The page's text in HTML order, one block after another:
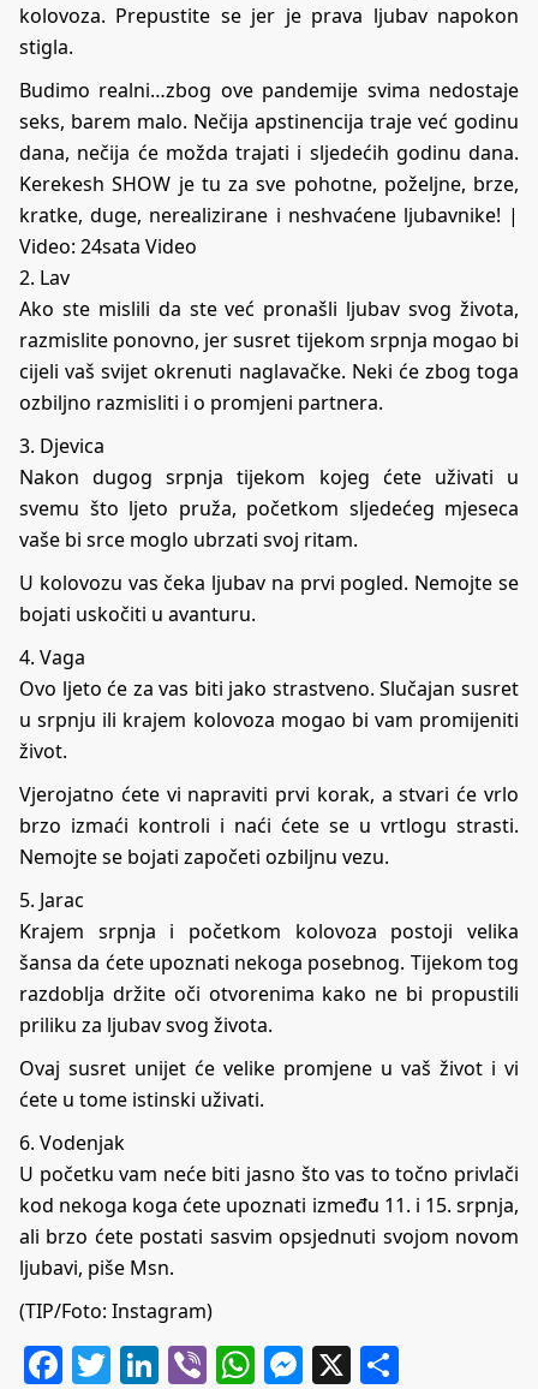
kolovoza. Prepustite se jer je prava ljubav napokon
stigla.
Budimo realni…zbog ove pandemije svima nedostaje
seks, barem malo. Nečija apstinencija traje već godinu
dana, nečija će možda trajati i sljedećih godinu dana.
Kerekesh SHOW je tu za sve pohotne, poželjne, brze,
kratke, duge, nerealizirane i neshvaćene ljubavnike! |
Video: 24sata Video
2. Lav
Ako ste mislili da ste već pronašli ljubav svog života,
razmislite ponovno, jer susret tijekom srpnja mogao bi
cijeli vaš svijet okrenuti naglavačke. Neki će zbog toga
ozbiljno razmisliti i o promjeni partnera.
3. Djevica
Nakon dugog srpnja tijekom kojeg ćete uživati u
svemu što ljeto pruža, početkom sljedećeg mjeseca
vaše bi srce moglo ubrzati svoj ritam.
U kolovozu vas čeka ljubav na prvi pogled. Nemojte se
bojati uskočiti u avanturu.
4. Vaga
Ovo ljeto će za vas biti jako strastveno. Slučajan susret
u srpnju ili krajem kolovoza mogao bi vam promijeniti
život.
Vjerojatno ćete vi napraviti prvi korak, a stvari će vrlo
brzo izmaći kontroli i naći ćete se u vrtlogu strasti.
Nemojte se bojati započeti ozbiljnu vezu.
5. Jarac
Krajem srpnja i početkom kolovoza postoji velika
šansa da ćete upoznati nekoga posebnog. Tijekom tog
razdoblja držite oči otvorenima kako ne bi propustili
priliku za ljubav svog života.
Ovaj susret unijet će velike promjene u vaš život i vi
ćete u tome istinski uživati.
6. Vodenjak
U početku vam neće biti jasno što vas to točno privlači
kod nekoga koga ćete upoznati između 11. i 15. srpnja,
ali brzo ćete postati sasvim opsjednuti svojom novom
ljubavi, piše Msn.
(TIP/Foto: Instagram)
Facebook
Twitter
LinkedIn
ViberWhatsApp
Messenger
X